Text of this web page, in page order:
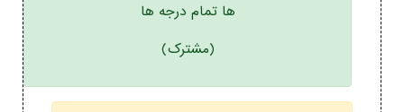
ها تمام درجه ها
(مشترک)